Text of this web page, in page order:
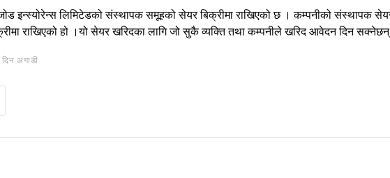
इन्स्योरेन्स लिमिटेडको संस्थापक समूहको सेयर बिक्रीमा राखिएको छ । कम्पनीको संस्थापक
राखिएको हो ।यो सेयर खरिदका लागि जो सुकै व्यक्ति तथा कम्पनीले खरिद आवेदन दिन
अगाडी